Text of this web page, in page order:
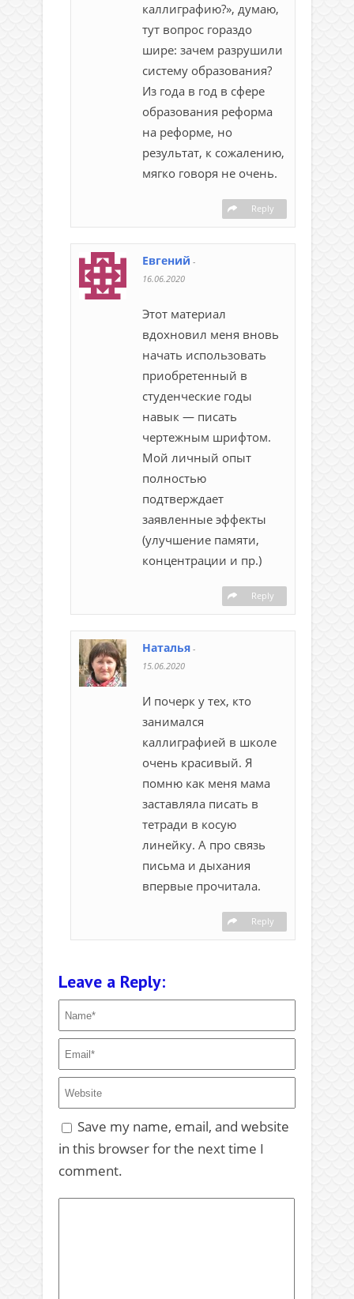
каллиграфию?», думаю,
тут вопрос гораздо
шире: зачем разрушили
систему образования?
Из года в год в сфере
образования реформа
на реформе, но
результат, к сожалению,
мягко говоря не очень.
Reply
Евгений -
16.06.2020
Этот материал
вдохновил меня вновь
начать использовать
приобретенный в
студенческие годы
навык — писать
чертежным шрифтом.
Мой личный опыт
полностью
подтверждает
заявленные эффекты
(улучшение памяти,
концентрации и пр.)
Reply
Наталья -
15.06.2020
И почерк у тех, кто
занимался
каллиграфией в школе
очень красивый. Я
помню как меня мама
заставляла писать в
тетради в косую
линейку. А про связь
письма и дыхания
впервые прочитала.
Reply
Leave a Reply:
Save my name, email, and website
in this browser for the next time I
comment.